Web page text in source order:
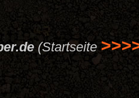
(Startseite